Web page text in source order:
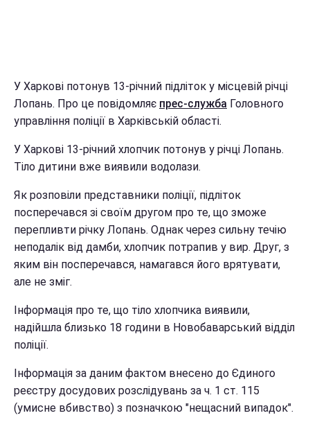
У Харкові потонув 13-річний підліток у місцевій річці
Лопань. Про це повідомляє прес-служба Головного
управління поліції в Харківській області.
У Харкові 13-річний хлопчик потонув у річці Лопань.
Тіло дитини вже виявили водолази.
Як розповіли представники поліції, підліток
посперечався зі своїм другом про те, що зможе
перепливти річку Лопань. Однак через сильну течію
неподалік від дамби, хлопчик потрапив у вир. Друг, з
яким він посперечався, намагався його врятувати,
але не зміг.
Інформація про те, що тіло хлопчика виявили,
надійшла близько 18 години в Новобаварський відділ
поліції.
Інформація за даним фактом внесено до Єдиного
реєстру досудових розслідувань за ч. 1 ст. 115
(умисне вбивство) з позначкою "нещасний випадок".